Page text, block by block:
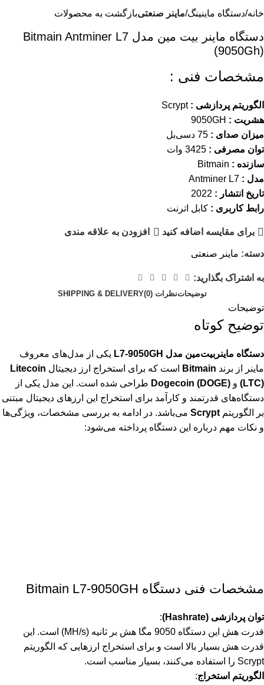
خانه دستگاه ماینینگ ماینر صنعتیبازگشت به محصولات
دستگاه ماینر بیت مین مدل Bitmain Antminer L7
(9050Gh)
مشخصات فنی :
الگوریتم پردازشی : Scrypt
هشریت :
میزان صدای :
توان مصرفی :
سازنده :
مدل :
تاریخ انتشار :
رابط کاربری : کابل اترنت
برای مقایسه اضافه کنید افزودن به علاقه مندی
دسته: ماینر صنعتی
به اشتراک بگذارید:
توضیحاتنظرات (0) SHIPPING & DELIVERY
توضیحات
توضیح کوتاه
دستگاه ماینر بیت‌مین مدل L7-9050GH
یکی از مدل‌های معروف
ماینر از برند Bitmain است که برای استخراج ارز دیجیتال Litecoin
(LTC) و Dogecoin (DOGE) طراحی شده است. این مدل یکی از
دستگاه‌های قدرتمند و کارآمد برای استخراج این ارزهای دیجیتال مبتنی
بر الگوریتم Scrypt می‌باشد. در ادامه به بررسی مشخصات، ویژگی‌ها
و نکات مهم درباره این دستگاه پرداخته می‌شود:
مشخصات فنی دستگاه Bitmain L7-9050GH
توان پردازشی (Hashrate)
:
قدرت هش این دستگاه 9050 مگا هش بر ثانیه (MH/s) است. این
قدرت هش بسیار بالا است و برای استخراج ارزهایی که الگوریتم
Scrypt را استفاده می‌کنند، بسیار مناسب است.
الگوریتم استخراج: